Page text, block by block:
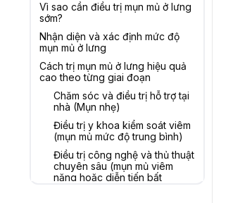
Vì sao cần điều trị mụn mủ ở lưng
sớm?
Nhận diện và xác định mức độ
mụn mủ ở lưng
Cách trị mụn mủ ở lưng hiệu quả
cao theo từng giai đoạn
Chăm sóc và điều trị hỗ trợ tại
nhà (Mụn nhẹ)
Điều trị y khoa kiểm soát viêm
(mụn mủ mức độ trung bình)
Điều trị công nghệ và thủ thuật
chuyên sâu (mụn mủ viêm
nặng hoặc diễn tiến bất